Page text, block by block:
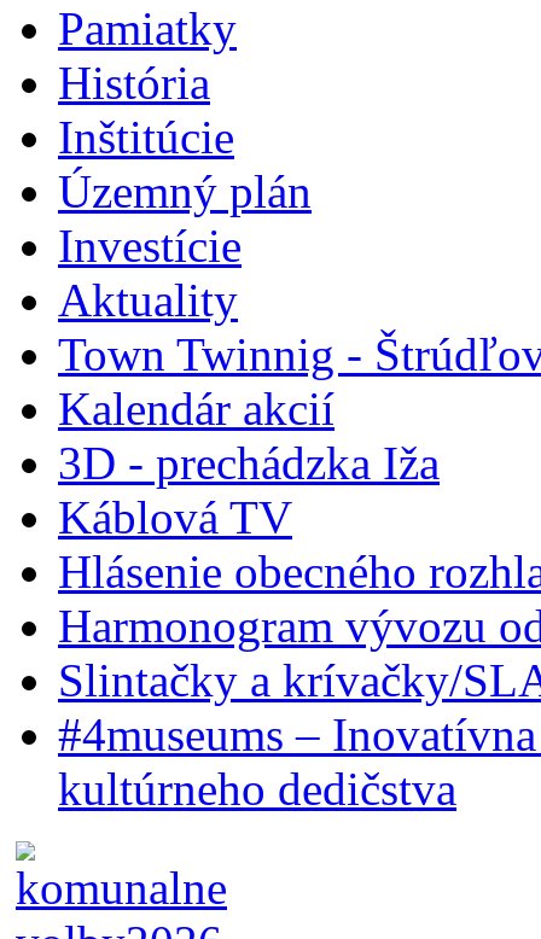
Pamiatky
História
Inštitúcie
Územný plán
Investície
Aktuality
Town Twinnig -
Kalendár akcií
3D - prechádzka Iža
Káblová TV
Hlásenie obecného
Harmonogram vývozu
Slintačky a krívačky/
#4museums –
kultúrneho dedičstva